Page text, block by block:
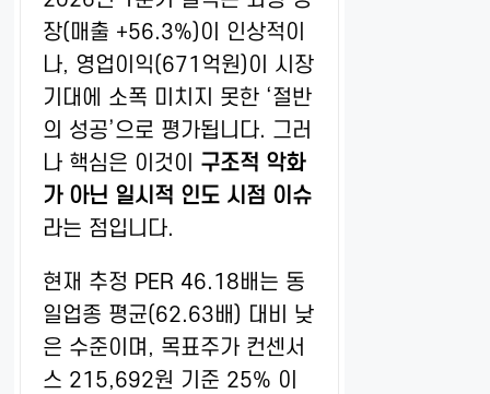
장(매출 +56.3%)이 인상적이
나, 영업이익(671억원)이 시장
기대에 소폭 미치지 못한 ‘절반
의 성공’으로 평가됩니다. 그러
나 핵심은 이것이 구조적 악화
가 아닌 일시적 인도 시점 이슈
라는 점입니다.
현재 추정 PER 46.18배는 동
일업종 평균(62.63배) 대비 낮
은 수준이며, 목표주가 컨센서
스 215,692원 기준 25% 이